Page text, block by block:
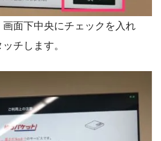
面下中央にチェックを入れ
チします。